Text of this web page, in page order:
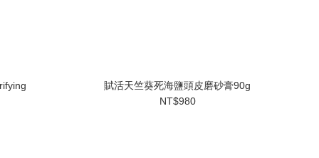
賦活天竺葵死海鹽頭皮磨砂膏90g
NT$980